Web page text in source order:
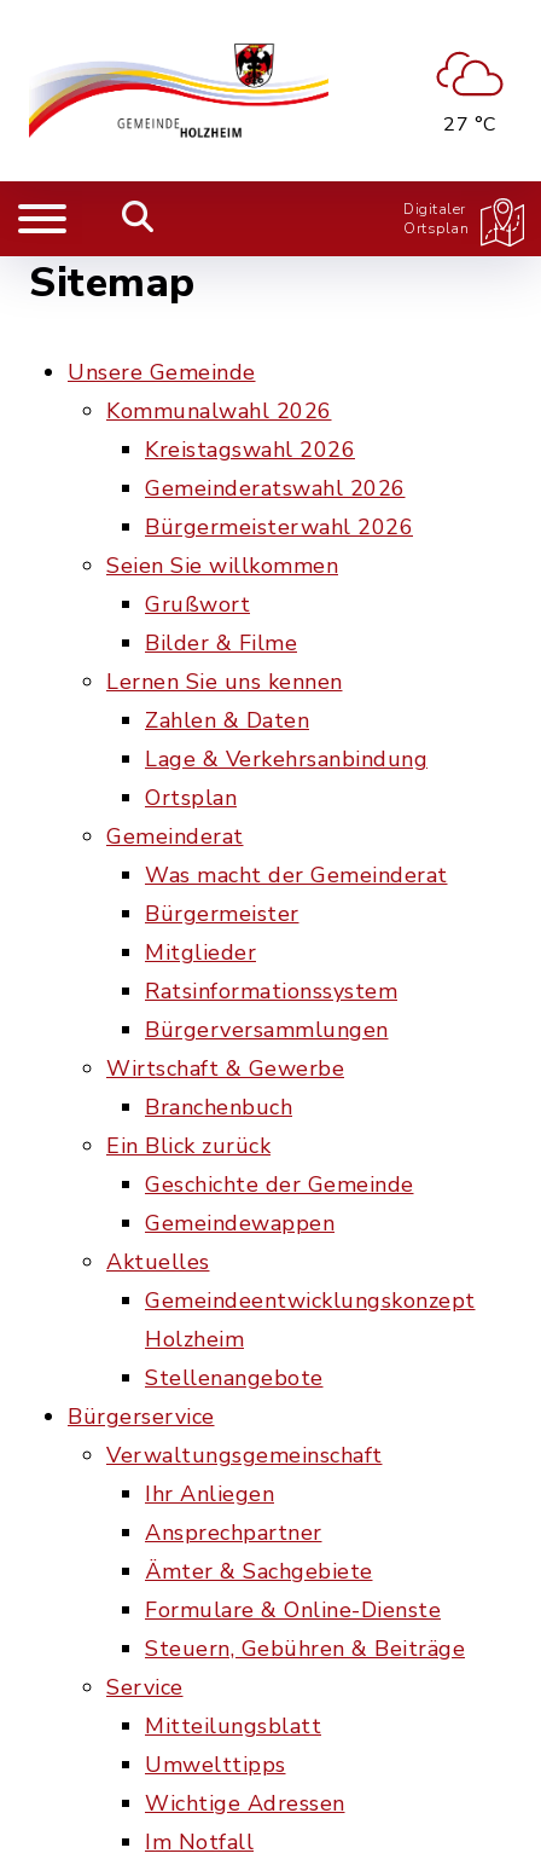
27 °C
Digitaler
Ortsplan
Sitemap
Unsere Gemeinde
Kommunalwahl 2026
Kreistagswahl 2026
Gemeinderatswahl 2026
Bürgermeisterwahl 2026
Seien Sie willkommen
Grußwort
Bilder & Filme
Lernen Sie uns kennen
Zahlen & Daten
Lage & Verkehrsanbindung
Ortsplan
Gemeinderat
Was macht der Gemeinderat
Bürgermeister
Mitglieder
Ratsinformationssystem
Bürgerversammlungen
Wirtschaft & Gewerbe
Branchenbuch
Ein Blick zurück
Geschichte der Gemeinde
Gemeindewappen
Aktuelles
Gemeindeentwicklungskonzept
Holzheim
Stellenangebote
Bürgerservice
Verwaltungsgemeinschaft
Ihr Anliegen
Ansprechpartner
Ämter & Sachgebiete
Formulare & Online-Dienste
Steuern, Gebühren & Beiträge
Service
Mitteilungsblatt
Umwelttipps
Wichtige Adressen
Im Notfall